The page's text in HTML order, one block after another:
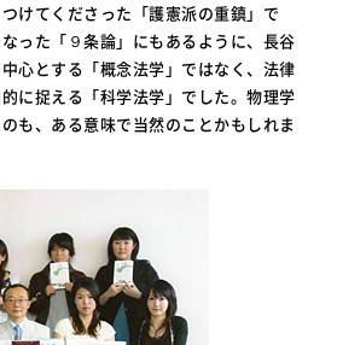
けてくださった「護憲派の重鎮」で
った「９条論」にもあるように、長谷
心とする「概念法学」ではなく、法律
に捉える「科学法学」でした。物理学
も、ある意味で当然のことかもしれま